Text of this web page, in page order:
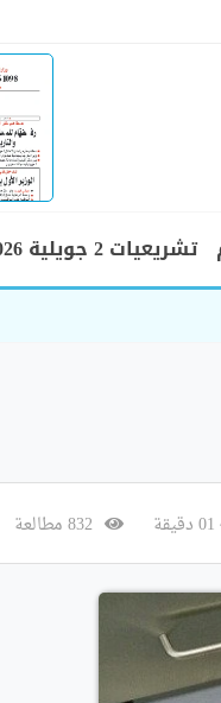
تشريعيات 2 جويلية 2026
832 مطالعة